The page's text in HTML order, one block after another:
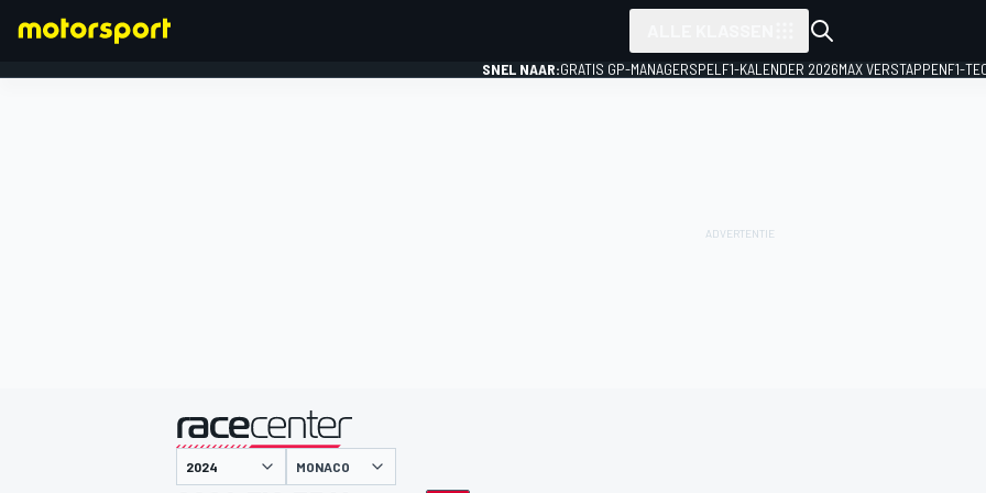
SNEL NAAR:GRATIS GP-MANAGERSPEL F1-KALENDER 2026MAX VERSTAPPENF1-
gepresenteerd door
MONACO